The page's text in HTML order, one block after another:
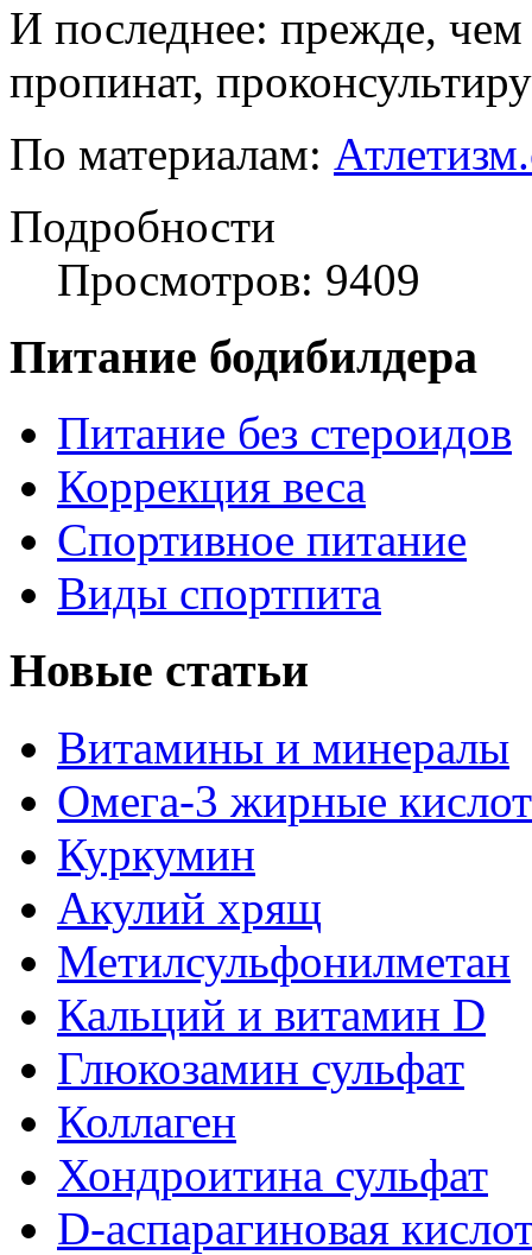
И последнее: прежде, чем
пропинат,
По материалам:
Подробности
Просмотров: 9409
Питание бодибилдера
Питание без стероидов
Коррекция веса
Спортивное питание
Виды спортпита
Новые статьи
Витамины и минералы
Омега-3 жирные
Куркумин
Акулий хрящ
Метилсульфонилметан
Кальций и витамин D
Глюкозамин сульфат
Коллаген
Хондроитина сульфат
D-аспарагиновая